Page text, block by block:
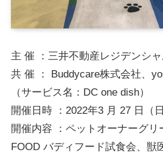
主 催 ：三井不動産レジデンシ
共 催 ： Buddycare株式会社、
（サービス名：DC one dish）
開催日時 ：2022年3 月 27 日（
開催内容 ：ペットオーナーグリ
FOOD バディフード試食会、獣